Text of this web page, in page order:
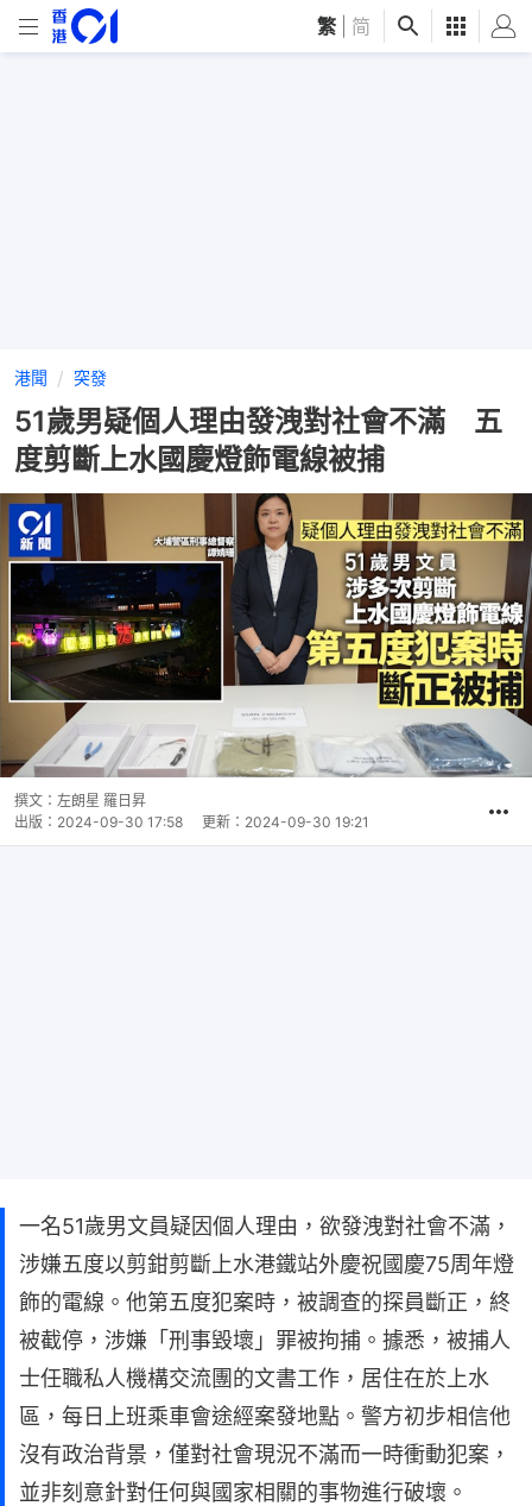
繁 简
港聞 突發
51歲男疑個人理由發洩對社會不滿 五
度剪斷上水國慶燈飾電線被捕
撰文： 左朗星 羅日昇
出版： 2024-09-30 17:58 更新： 2024-09-30 19:21
一名51歲男文員疑因個人理由，欲發洩對社會不滿，
涉嫌五度以剪鉗剪斷上水港鐵站外慶祝國慶75周年燈
飾的電線。他第五度犯案時，被調查的探員斷正，終
被截停，涉嫌「刑事毀壞」罪被拘捕。據悉，被捕人
士任職私人機構交流團的文書工作，居住在於上水
區，每日上班乘車會途經案發地點。警方初步相信他
沒有政治背景，僅對社會現況不滿而一時衝動犯案，
並非刻意針對任何與國家相關的事物進行破壞。